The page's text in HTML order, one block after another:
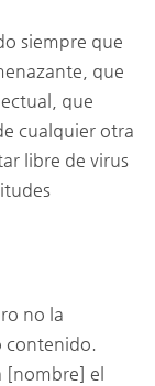
siempre que
que
que
cualquier otra
libre de virus
no la
[nombre] el